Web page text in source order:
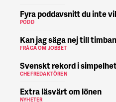
Fyra poddavsnitt du inte
PODD
Kan jag säga nej till
FRÅGA OM JOBBET
Svenskt rekord i
CHEFREDAKTÖREN
Extra läsvärt om lönen
NYHETER